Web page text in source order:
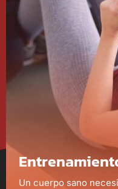
Un cuerpo sano